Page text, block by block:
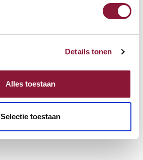
Details tonen
Alles toestaan
Selectie toestaan